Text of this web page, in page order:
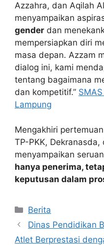
Azzahra, dan Aqilah
menyampaikan
gender dan
mempersiapkan diri
masa depan. Azzam
dialog ini, kami
tentang bagaimana
dan kompetitif.”
Lampung
Mengakhiri
TP-PKK, Dekranasda,
menyampaikan
hanya penerima,
keputusan dalam
Kategori
Berita
Dinas Pendidikan
Atlet Berprestasi